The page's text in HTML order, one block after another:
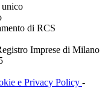
di RCS
Imprese di Milano
e Privacy Policy -